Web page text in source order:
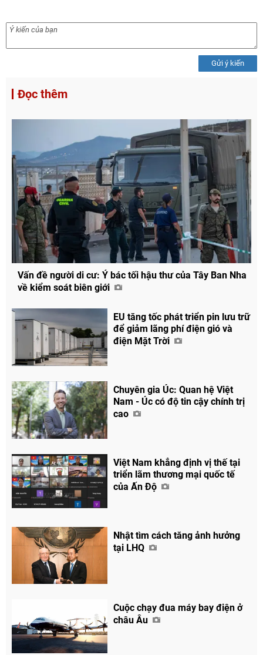
Gửi ý kiến
Đọc thêm
Vấn đề người di cư: Ý bác tối hậu thư của Tây Ban Nha
về kiểm soát biên giới
EU tăng tốc phát triển pin lưu trữ
để giảm lãng phí điện gió và
điện Mặt Trời
Chuyên gia Úc: Quan hệ Việt
Nam - Úc có độ tin cậy chính trị
cao
Việt Nam khẳng định vị thế tại
triển lãm thương mại quốc tế
của Ấn Độ
Nhật tìm cách tăng ảnh hưởng
tại LHQ
Cuộc chạy đua máy bay điện ở
châu Âu